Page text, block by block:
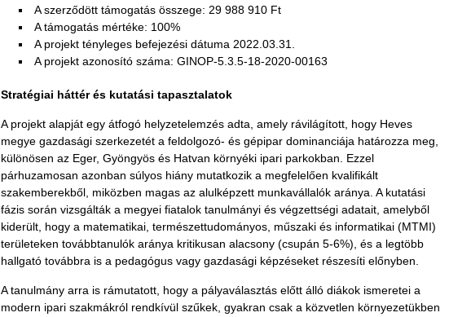
A szerződött támogatás összege: 29 988 910 Ft
A támogatás mértéke: 100%
A projekt tényleges befejezési dátuma 2022.03.31.
A projekt azonosító száma: GINOP-5.3.5-18-2020-00163
Stratégiai háttér és kutatási tapasztalatok
A projekt alapját egy átfogó helyzetelemzés adta, amely rávilágított, hogy Heves
megye gazdasági szerkezetét a feldolgozó- és gépipar dominanciája határozza meg,
különösen az Eger, Gyöngyös és Hatvan környéki ipari parkokban. Ezzel
párhuzamosan azonban súlyos hiány mutatkozik a megfelelően kvalifikált
szakemberekből, miközben magas az alulképzett munkavállalók aránya. A kutatási
fázis során vizsgálták a megyei fiatalok tanulmányi és végzettségi adatait, amelyből
kiderült, hogy a matematikai, természettudományos, műszaki és informatikai (MTMI)
területeken továbbtanulók aránya kritikusan alacsony (csupán 5-6%), és a legtöbb
hallgató továbbra is a pedagógus vagy gazdasági képzéseket részesíti előnyben.
A tanulmány arra is rámutatott, hogy a pályaválasztás előtt álló diákok ismeretei a
modern ipari szakmákról rendkívül szűkek, gyakran csak a közvetlen környezetükben